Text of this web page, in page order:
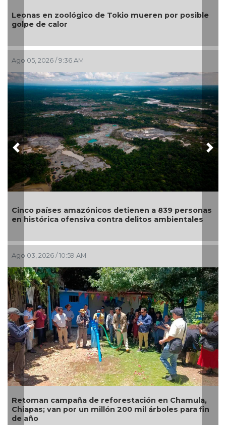
Gobierno invierte 2 mil mdp y refuerza estrategia
para contener el sargazo en Quintana Roo:
Sheinbaum
Jul 29, 2026 / 9:57 AM
Santuario Apapacho, con diez años de servicio,
suspende actividades debido a la violencia en la
zona de Mazatlán
Jul 28, 2026 / 9:46 AM
Alertan en Puebla por alza en casos de personas
infectadas de miasis
Previous